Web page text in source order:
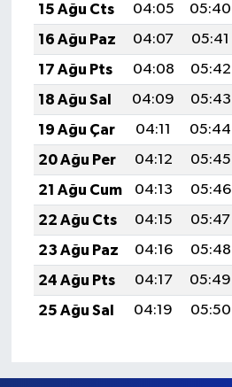
15 Ağu Cts
04:05 05:40
16 Ağu Paz
04:07 05:41
17 Ağu Pts
04:08 05:42
18 Ağu Sal
04:09 05:43
19 Ağu Çar
04:11 05:44
20 Ağu Per
04:12 05:45
21 Ağu Cum
04:13 05:46
22 Ağu Cts
04:15 05:47
23 Ağu Paz
04:16 05:48
24 Ağu Pts
04:17 05:49
25 Ağu Sal
04:19 05:50